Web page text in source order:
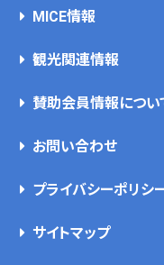
MICE情報
観光関連情報
賛助会員情報につい
お問い合わせ
プライバシーポリシ
サイトマップ